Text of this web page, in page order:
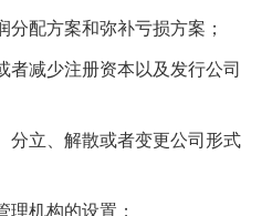
配方案和弥补亏损方案；
减少注册资本以及发行公司
立、解散或者变更公司形式
机构的设置；